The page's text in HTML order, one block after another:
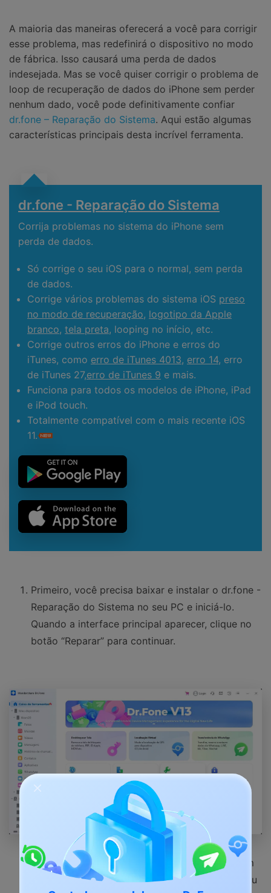
A maioria das maneiras oferecerá a você para corrigir
esse problema, mas redefinirá o dispositivo no modo
de fábrica. Isso causará uma perda de dados
indesejada. Mas se você quiser corrigir o problema de
loop de recuperação de dados do iPhone sem perder
nenhum dado, você pode definitivamente confiar
dr.fone – Reparação do Sistema. Aqui estão algumas
características principais desta incrível ferramenta.
dr.fone - Reparação do Sistema
Corrija problemas no sistema do iPhone sem
perda de dados.
Só corrige o seu iOS para o normal, sem perda
de dados.
Corrige vários problemas do sistema iOS preso
no modo de recuperação, logotipo da Apple
branco, tela preta, looping no início, etc.
Corrige outros erros do iPhone e erros do
iTunes, como erro de iTunes 4013, erro 14, erro
de iTunes 27,erro de iTunes 9 e mais.
Funciona para todos os modelos de iPhone, iPad
e iPod touch.
Totalmente compatível com o mais recente iOS
11.
Primeiro, você precisa baixar e instalar o dr.fone -
Reparação do Sistema no seu PC e iniciá-lo.
Quando a interface principal aparecer, clique no
botão “Reparar” para continuar.
Agora conecte seu iPhone ao seu PC usando um
cabo USB e espere até que o dr.fone detecte seu